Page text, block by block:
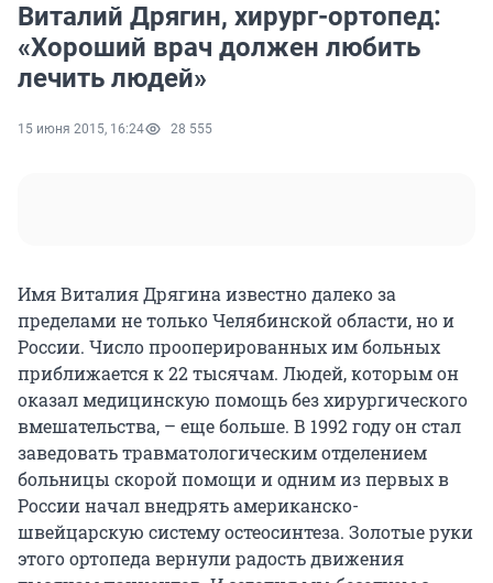
Виталий Дрягин, хирург-ортопед:
«Хороший врач должен любить
лечить людей»
15 июня 2015, 16:24 28 555
Имя Виталия Дрягина известно далеко за
пределами не только Челябинской области, но и
России. Число прооперированных им больных
приближается к 22 тысячам. Людей, которым он
оказал медицинскую помощь без хирургического
вмешательства, – еще больше. В 1992 году он стал
заведовать травматологическим отделением
больницы скорой помощи и одним из первых в
России начал внедрять американско-
швейцарскую систему остеосинтеза. Золотые руки
этого ортопеда вернули радость движения